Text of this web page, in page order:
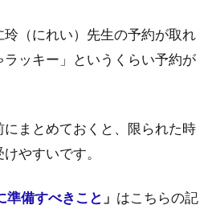
玲（にれい）先生の予約が取れ
ッキー」というくらい予約が
まとめておくと、限られた時
やすいです。
準備すべきこと 」 はこちらの記